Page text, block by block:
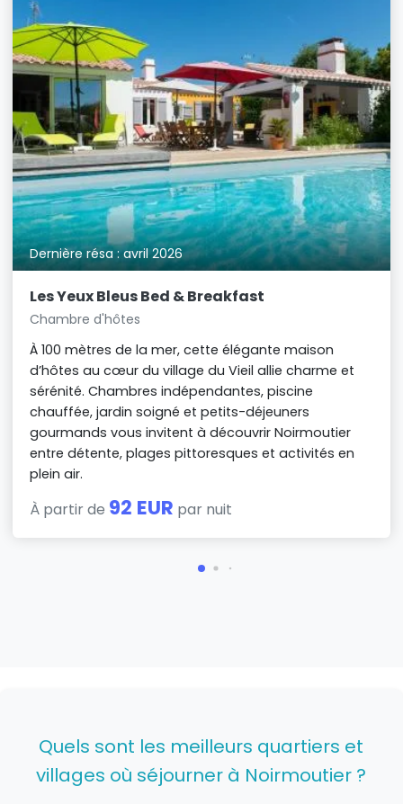
Dernière résa : avril 2026
Les Yeux Bleus Bed & Breakfast
Chambre d'hôtes
À 100 mètres de la mer, cette élégante maison
d’hôtes au cœur du village du Vieil allie charme et
sérénité. Chambres indépendantes, piscine
chauffée, jardin soigné et petits-déjeuners
gourmands vous invitent à découvrir Noirmoutier
entre détente, plages pittoresques et activités en
plein air.
À partir de 92 EUR par nuit
Quels sont les meilleurs quartiers et
villages où séjourner à Noirmoutier ?